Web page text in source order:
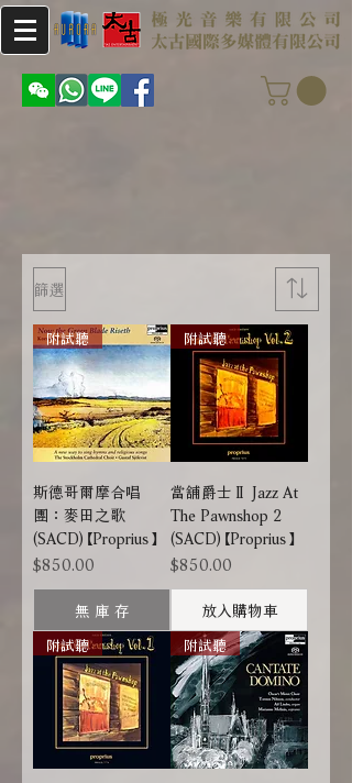
篩選
附試聽
斯德哥爾摩合唱
團：麥田之歌
(SACD)【Proprius】
價格
$850.00
無 庫 存
附試聽
當舖爵士Ⅱ Jazz At
The Pawnshop 2
(SACD)【Proprius】
價格
$850.00
放入購物車
附試聽 附試聽